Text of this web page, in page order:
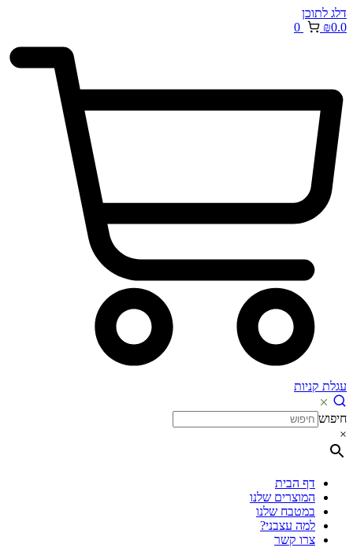
דלג לתוכן
₪0.0
0
עגלת קניות
חיפוש
×
דף הבית
המוצרים שלנו
במטבח שלנו
למה עצבני?
צרו קשר